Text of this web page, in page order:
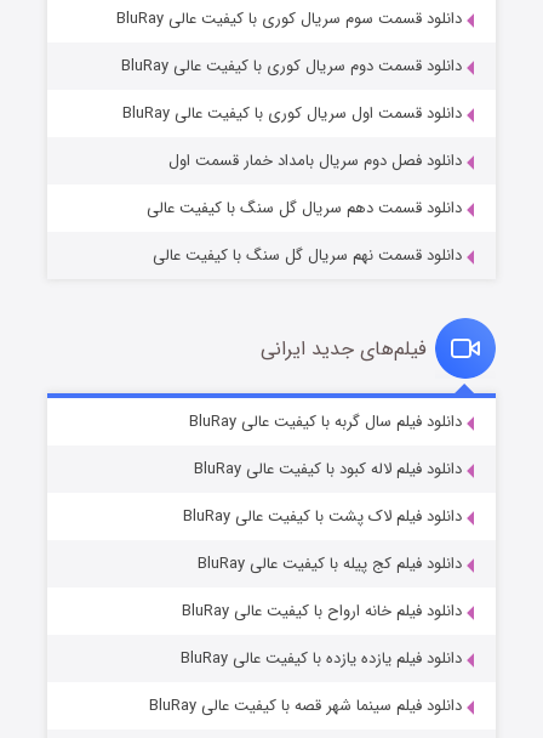
مردگان متحرک: شهر مرده ۳
قسمت۲ (زیرنویس) منتشر شد
قسمت۷ (زیرنویس) منتشر شد
دانلود قسمت سوم سریال کوری با کیفیت عالی BluRay
دانلود قسمت دوم سریال کوری با کیفیت عالی BluRay
دانلود قسمت اول سریال کوری با کیفیت عالی BluRay
دانلود فصل دوم سریال بامداد خمار قسمت اول
دانلود قسمت دهم سریال گل سنگ با کیفیت عالی
دانلود قسمت نهم سریال گل سنگ با کیفیت عالی
فیلم‌های جدید ایرانی
دانلود فیلم سال گربه با کیفیت عالی BluRay
دانلود فیلم لاله کبود با کیفیت عالی BluRay
دانلود فیلم لاک پشت با کیفیت عالی BluRay
دانلود فیلم کج‌ پیله با کیفیت عالی BluRay
دانلود فیلم خانه ارواح با کیفیت عالی BluRay
دانلود فیلم یازده یازده با کیفیت عالی BluRay
دانلود فیلم سینما شهر قصه با کیفیت عالی BluRay